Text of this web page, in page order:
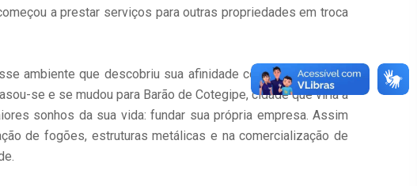
a prestar serviços para outras propriedades em troca
ambiente que descobriu sua afinidade com o trabalho em
se e se mudou para Barão de Cotegipe, cidade que viria a
sonhos da sua vida: fundar sua própria empresa. Assim
de fogões, estruturas metálicas e na comercialização de